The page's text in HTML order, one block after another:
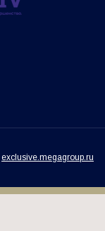
exclusive.megagroup.ru